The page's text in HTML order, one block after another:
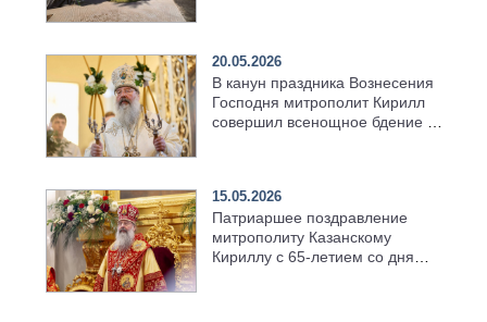
20.05.2026
В канун праздника Вознесения
Господня митрополит Кирилл
совершил всенощное бдение в
15.05.2026
Патриаршее поздравление
митрополиту Казанскому
Кириллу с 65-летием со дня